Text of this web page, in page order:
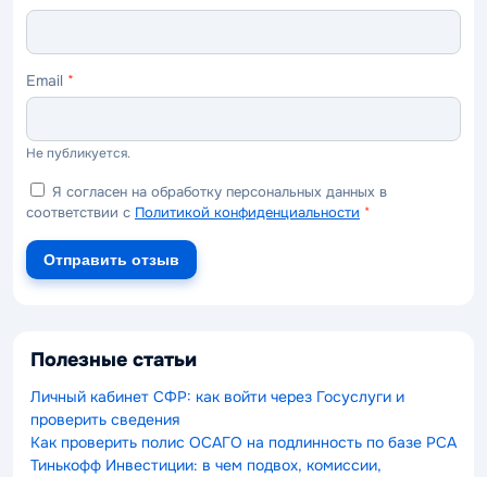
Email *
Не публикуется.
Я согласен на обработку персональных данных в
соответствии с Политикой конфиденциальности *
Отправить отзыв
Полезные статьи
Личный кабинет СФР: как войти через Госуслуги и
проверить сведения
Как проверить полис ОСАГО на подлинность по базе РСА
Тинькофф Инвестиции: в чем подвох, комиссии,